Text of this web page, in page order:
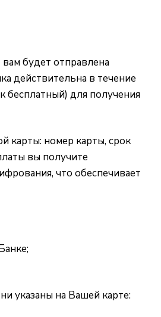
будет отправлена
действительна в течение
бесплатный) для получения
карты: номер карты, срок
вы получите
что обеспечивает
указаны на Вашей карте: